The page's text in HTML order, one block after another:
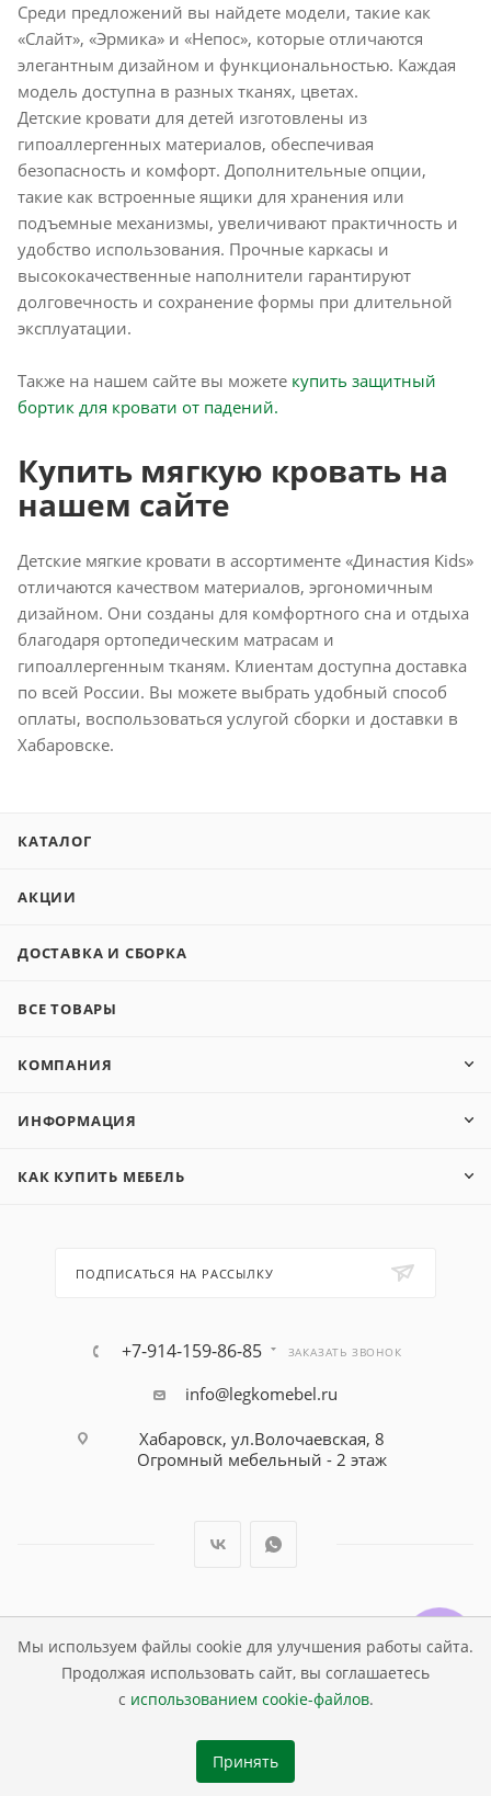
Мы используем файлы cookie для улучшения работы сайта.
Продолжая использовать сайт, вы соглашаетесь
с использованием cookie-файлов.
Принять
Среди предложений вы найдете модели, такие как
«Слайт», «Эрмика» и «Непос», которые отличаются
элегантным дизайном и функциональностью. Каждая
модель доступна в разных тканях, цветах.
Детские кровати для детей изготовлены из
гипоаллергенных материалов, обеспечивая
безопасность и комфорт. Дополнительные опции,
такие как встроенные ящики для хранения или
подъемные механизмы, увеличивают практичность и
удобство использования. Прочные каркасы и
высококачественные наполнители гарантируют
долговечность и сохранение формы при длительной
эксплуатации.
Также на нашем сайте вы можете купить защитный
бортик для кровати от падений.
Купить мягкую кровать на
нашем сайте
Детские мягкие кровати в ассортименте «Династия Kids»
отличаются качеством материалов, эргономичным
дизайном. Они созданы для комфортного сна и отдыха
благодаря ортопедическим матрасам и
гипоаллергенным тканям. Клиентам доступна доставка
по всей России. Вы можете выбрать удобный способ
оплаты, воспользоваться услугой сборки и доставки в
Хабаровске.
КАТАЛОГ
АКЦИИ
ДОСТАВКА И СБОРКА
ВСЕ ТОВАРЫ
КОМПАНИЯ
ИНФОРМАЦИЯ
КАК КУПИТЬ МЕБЕЛЬ
ПОДПИСАТЬСЯ НА РАССЫЛКУ
+7-914-159-86-85 ЗАКАЗАТЬ ЗВОНОК
info@legkomebel.ru
Хабаровск, ул.Волочаевская, 8
Огромный мебельный - 2 этаж